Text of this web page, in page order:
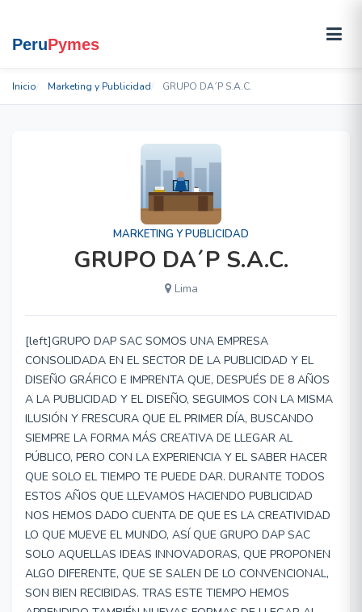
Inicio Marketing y Publicidad GRUPO DA´P S.A.C.
MARKETING Y PUBLICIDAD
GRUPO DA´P S.A.C.
Lima
[left]GRUPO DAP SAC SOMOS UNA EMPRESA
CONSOLIDADA EN EL SECTOR DE LA PUBLICIDAD Y EL
DISEÑO GRÁFICO E IMPRENTA QUE, DESPUÉS DE 8 AÑOS
A LA PUBLICIDAD Y EL DISEÑO, SEGUIMOS CON LA MISMA
ILUSIÓN Y FRESCURA QUE EL PRIMER DÍA, BUSCANDO
SIEMPRE LA FORMA MÁS CREATIVA DE LLEGAR AL
PÚBLICO, PERO CON LA EXPERIENCIA Y EL SABER HACER
QUE SOLO EL TIEMPO TE PUEDE DAR. DURANTE TODOS
ESTOS AÑOS QUE LLEVAMOS HACIENDO PUBLICIDAD
NOS HEMOS DADO CUENTA DE QUE ES LA CREATIVIDAD
LO QUE MUEVE EL MUNDO, ASÍ QUE GRUPO DAP SAC
SOLO AQUELLAS IDEAS INNOVADORAS, QUE PROPONEN
ALGO DIFERENTE, QUE SE SALEN DE LO CONVENCIONAL,
SON BIEN RECIBIDAS. TRAS ESTE TIEMPO HEMOS